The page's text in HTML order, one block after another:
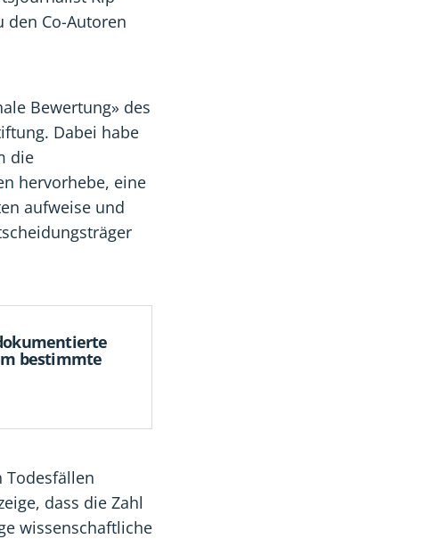
den Co-Autoren
Bewertung» des
Dabei habe
die
hervorhebe, eine
aufweise und
bestimmte
Todesfällen
dass die Zahl
wissenschaftliche